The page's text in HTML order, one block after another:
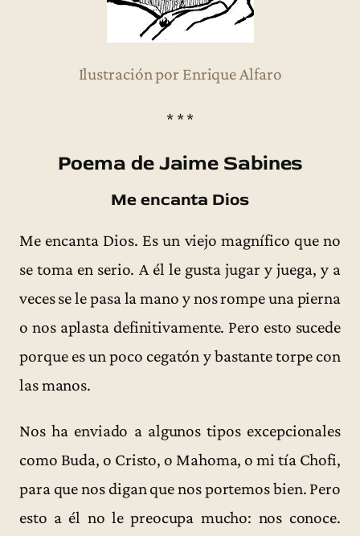
Ilustración por Enrique Alfaro
* * *
Poema de Jaime Sabines
Me encanta Dios
Me encanta Dios. Es un viejo magnífico que no
se toma en serio. A él le gusta jugar y juega, y a
veces se le pasa la mano y nos rompe una pierna
o nos aplasta definitivamente. Pero esto sucede
porque es un poco cegatón y bastante torpe con
las manos.
Nos ha enviado a algunos tipos excepcionales
como Buda, o Cristo, o Mahoma, o mi tía Chofi,
para que nos digan que nos portemos bien. Pero
esto a él no le preocupa mucho: nos conoce.